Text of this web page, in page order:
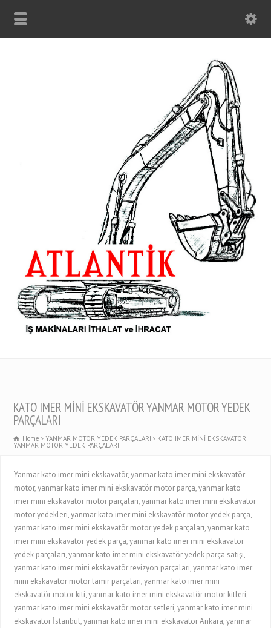
KATO IMER MİNİ EKSKAVATÖR YANMAR MOTOR YEDEK
PARÇALARI
Home YANMAR MOTOR YEDEK PARÇALARI KATO IMER MİNİ EKSKAVATÖR
YANMAR MOTOR YEDEK PARÇALARI
Yanmar kato imer mini ekskavatör, yanmar kato imer mini ekskavatör
motor, yanmar kato imer mini ekskavatör motor parça, yanmar kato
imer mini ekskavatör motor parçaları, yanmar kato imer mini ekskavatör
motor yedekleri, yanmar kato imer mini ekskavatör motor yedek parça,
yanmar kato imer mini ekskavatör motor yedek parçaları, yanmar kato
imer mini ekskavatör yedek parça, yanmar kato imer mini ekskavatör
yedek parçaları, yanmar kato imer mini ekskavatör yedek parça satışı,
yanmar kato imer mini ekskavatör revizyon parçaları, yanmar kato imer
mini ekskavatör motor tamir parçaları, yanmar kato imer mini
ekskavatör motor kiti, yanmar kato imer mini ekskavatör motor kitleri,
yanmar kato imer mini ekskavatör motor setleri, yanmar kato imer mini
ekskavatör İstanbul, yanmar kato imer mini ekskavatör Ankara, yanmar